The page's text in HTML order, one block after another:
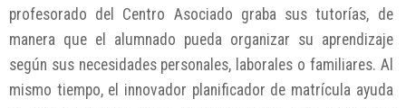
profesorado del Centro Asociado graba sus tutorías, de
manera que el alumnado pueda organizar su aprendizaje
según sus necesidades personales, laborales o familiares. Al
mismo tiempo, el innovador planificador de matrícula ayuda